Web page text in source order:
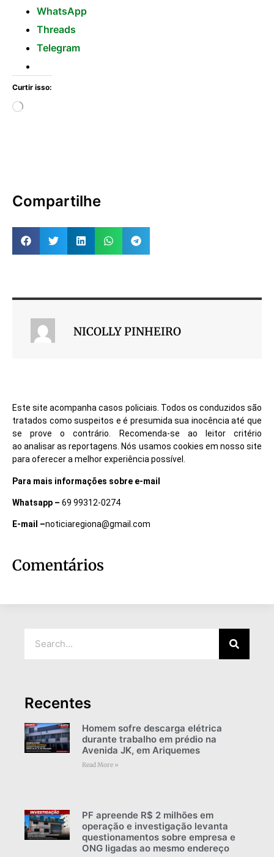
WhatsApp
Threads
Telegram
Curtir isso:
Compartilhe
NICOLLY PINHEIRO
Este site acompanha casos policiais. Todos os conduzidos são
tratados como suspeitos e é presumida sua inocência até que
se prove o contrário. Recomenda-se ao leitor critério
ao analisar as reportagens. Nós usamos cookies em nosso site
para oferecer a melhor experiência possível.
Para mais informações sobre e-mail
Whatsapp – 69 99312-0274
E-mail –noticiaregiona@gmail.com
Comentários
Recentes
Homem sofre descarga elétrica
durante trabalho em prédio na
Avenida JK, em Ariquemes
Read More »
PF apreende R$ 2 milhões em
operação e investigação levanta
questionamentos sobre empresa e
ONG ligadas ao mesmo endereço